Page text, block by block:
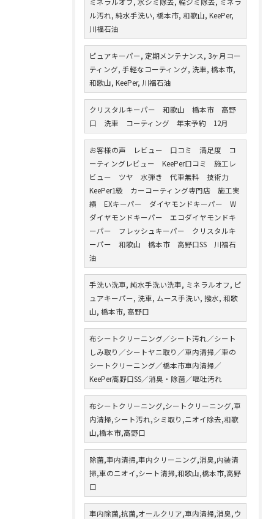
ル汚れ, 純水手洗い, 橋本市, 和歌山, KeePer,
川福石油
ピュアキーパー, 定期メンテナンス, 3ヶ月コー
ティング, 手軽なコーティング, 洗車, 橋本市,
和歌山, KeePer, 川福石油
クリスタルキーパー 和歌山 橋本市 高野
口 洗車 コーティング 年末予約 12月
お客様の声 レビュー 口コミ 満足度 コ
ーティングレビュー KeePer口コミ 施工レ
ビュー ツヤ 水弾き 代車無料 技術力
KeePer1級 カーコーティング専門店 施工実
績 EXキーパー ダイヤモンドキーパー W
ダイヤモンドキーパー エコダイヤモンドキ
ーパー フレッシュキーパー クリスタルキ
ーパー 和歌山 橋本市 高野口SS 川福石
油
手洗い洗車, 純水手洗い洗車, ミネラルオフ, ピ
ュアキーパー, 洗車, ムース手洗い, 撥水, 和歌
山, 橋本市, 高野口
布シートクリーニング／シート汚れ／シート
しみ取り／シートヤニ取り／車内清掃／車の
シートクリーニング／橋本市車内清掃／
KeePer高野口SS／消臭・除菌／嘔吐汚れ
布シートクリーニング,シートクリーニング,車
内清掃,シート汚れ,シミ取り,ニオイ除去,和歌
山,橋本市,高野口
除菌,車内清掃,車内クリーニング,消臭,内装清
掃,車のニオイ,シート清掃,和歌山,橋本市,高野
口
車内除菌,抗菌,オールクリア,車内清掃,消臭,ウ